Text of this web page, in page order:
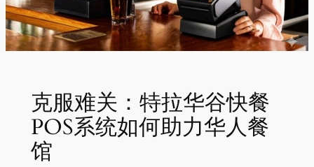
克服难关：特拉华谷快餐
POS系统如何助力华人餐
馆